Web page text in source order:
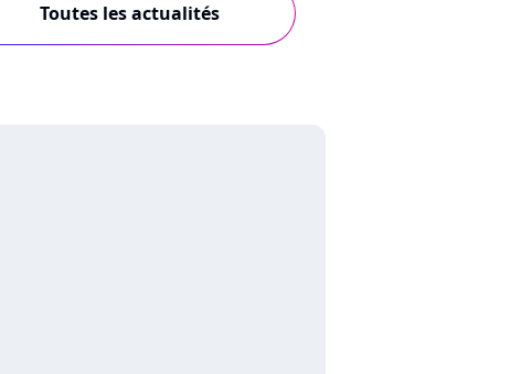
Toutes les actualités